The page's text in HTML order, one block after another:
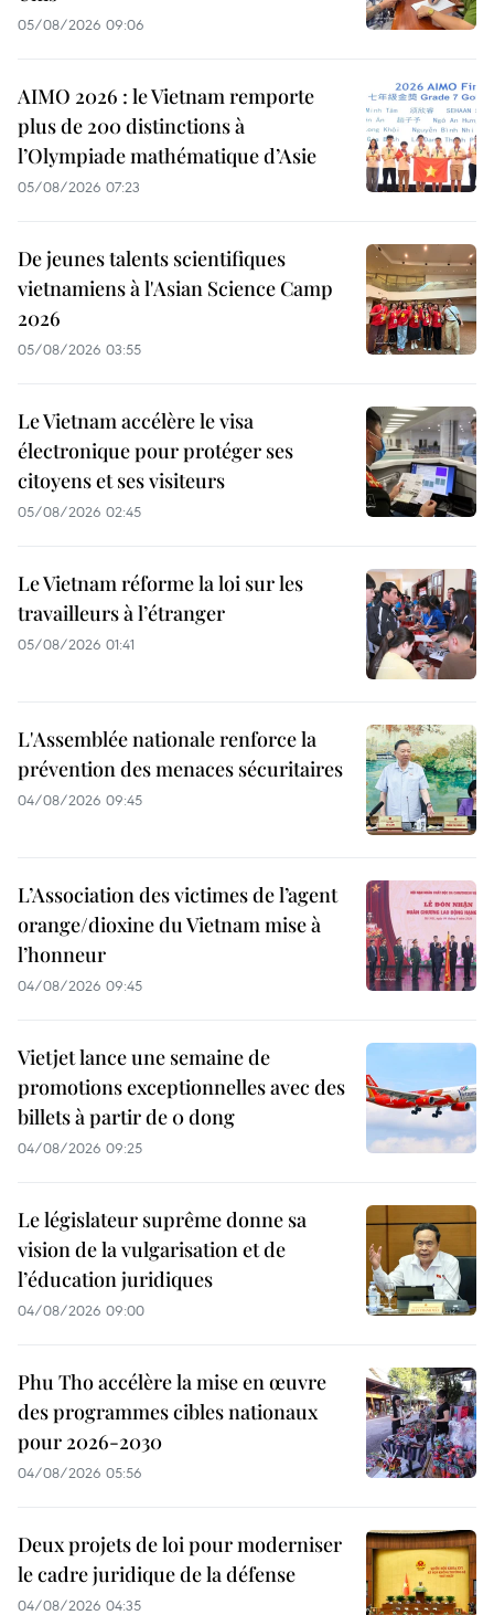
05/08/2026 09:06
AIMO 2026 : le Vietnam remporte
plus de 200 distinctions à
l’Olympiade mathématique d’Asie
05/08/2026 07:23
De jeunes talents scientifiques
vietnamiens à l'Asian Science Camp
2026
05/08/2026 03:55
Le Vietnam accélère le visa
électronique pour protéger ses
citoyens et ses visiteurs
05/08/2026 02:45
Le Vietnam réforme la loi sur les
travailleurs à l’étranger
05/08/2026 01:41
L'Assemblée nationale renforce la
prévention des menaces sécuritaires
04/08/2026 09:45
L’Association des victimes de l’agent
orange/dioxine du Vietnam mise à
l’honneur
04/08/2026 09:45
Vietjet lance une semaine de
promotions exceptionnelles avec des
billets à partir de 0 dong
04/08/2026 09:25
Le législateur suprême donne sa
vision de la vulgarisation et de
l’éducation juridiques
04/08/2026 09:00
Phu Tho accélère la mise en œuvre
des programmes cibles nationaux
pour 2026-2030
04/08/2026 05:56
Deux projets de loi pour moderniser
le cadre juridique de la défense
04/08/2026 04:35